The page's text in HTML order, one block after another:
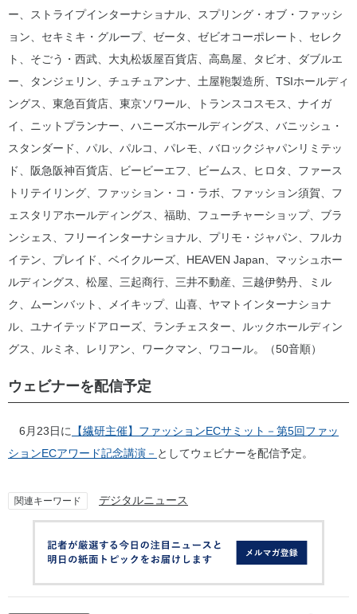
ー、ストライプインターナショナル、スプリング・オブ・ファッシ
ョン、セキミキ・グループ、ゼータ、ゼビオコーポレート、セレク
ト、そごう・西武、大丸松坂屋百貨店、高島屋、タビオ、ダブルエ
ー、タンジェリン、チュチュアンナ、土屋鞄製造所、TSIホールディ
ングス、東急百貨店、東京ソワール、トランスコスモス、ナイガ
イ、ニットプランナー、ハニーズホールディングス、バニッシュ・
スタンダード、パル、パルコ、パレモ、バロックジャパンリミテッ
ド、阪急阪神百貨店、ビービーエフ、ビームス、ヒロタ、ファース
トリテイリング、ファッション・コ・ラボ、ファッション須賀、フ
ェスタリアホールディングス、福助、フューチャーショップ、ブラ
ンシェス、フリーインターナショナル、プリモ・ジャパン、フルカ
イテン、プレイド、ベイクルーズ、HEAVEN Japan、マッシュホー
ルディングス、松屋、三起商行、三井不動産、三越伊勢丹、ミル
ク、ムーンバット、メイキップ、山喜、ヤマトインターナショナ
ル、ユナイテッドアローズ、ランチェスター、ルックホールディン
グス、ルミネ、レリアン、ワークマン、ワコール。（50音順）
ウェビナーを配信予定
6月23日に 【繊研主催】ファッションECサミット－第5回ファッ
ションECアワード記念講演－ としてウェビナーを配信予定。
関連キーワード デジタルニュース